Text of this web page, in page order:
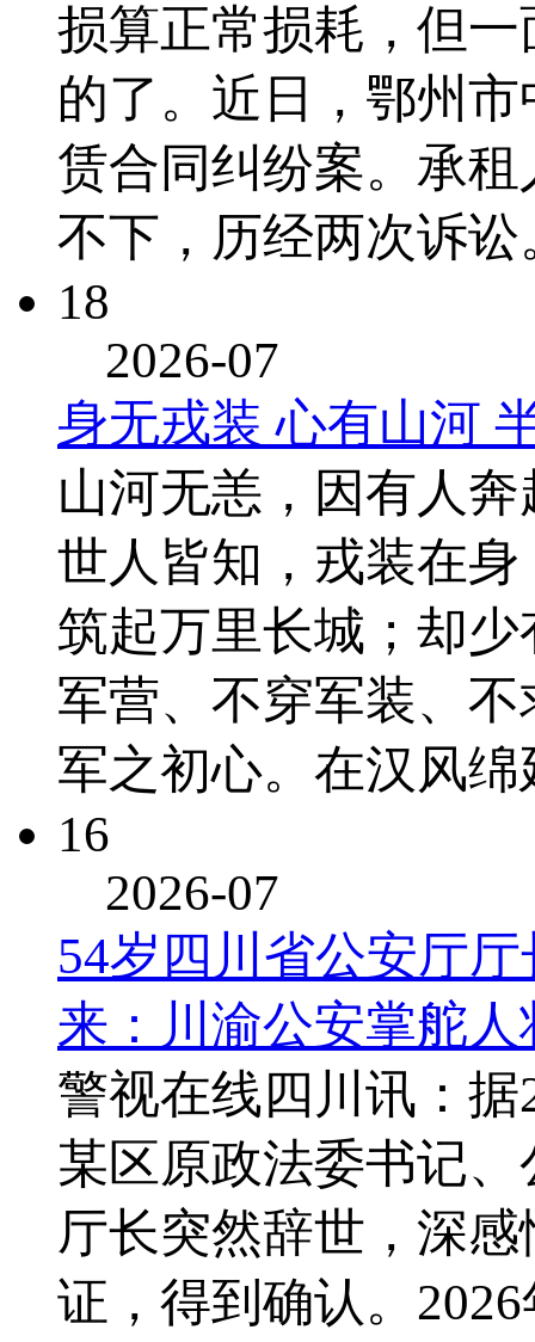
损算正常损耗，但
的了。近日，鄂州
赁合同纠纷案。承
不下，历经两次诉
18
2026-07
身无戎装 心有山河
山河无恙，因有人
世人皆知，戎装在
筑起万里长城；却
军营、不穿军装、
军之初心。在汉风
16
2026-07
54岁四川省公安厅
来：川渝公安掌舵
警视在线四川讯：据
某区原政法委书记
厅长突然辞世，深
证，得到确认。